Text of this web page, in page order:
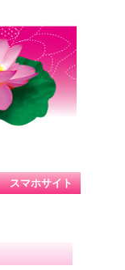
スマホサイト